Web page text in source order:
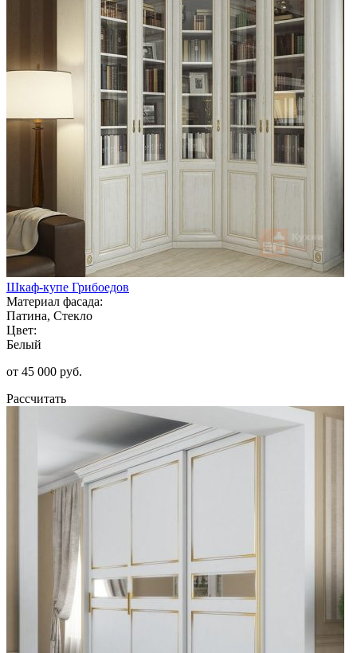
Шкаф-купе Грибоедов
Материал фасада:
Патина, Стекло
Цвет:
Белый
от 45 000 руб.
Рассчитать